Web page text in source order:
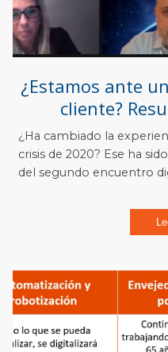
¿Estamos ante
cliente?
¿Ha cambiado la
crisis de 2020? Ese ha
del segundo encuentro